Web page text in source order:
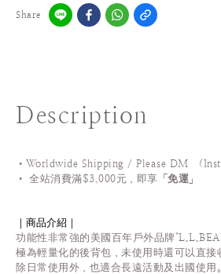
Share
Description
•Worldwide Shipping / Please DM
• 全站消費滿$3,000元，即享「 免運 」
｜商品介紹｜
功能性非常強的美國百年戶外品牌
極為輕量化的後背包，未使用時還可以直接
除日常使用外，也適合長遠活動及出國使用。